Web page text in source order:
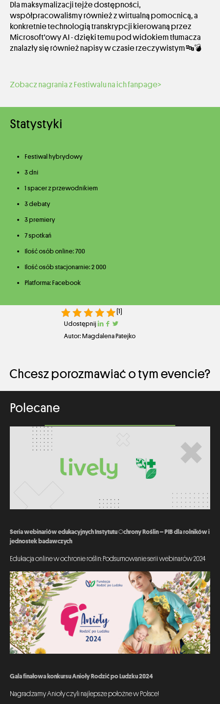
Dla maksymalizacji tejże dostępności,
współpracowaliśmy również z wirtualną pomocnicą, a
konkretnie technologią transkrypcji kierowaną przez
Microsoft’owy AI - dzięki temu pod widokiem tłumacza
znalazły się również napisy w czasie rzeczywistym 🔤💣
Zobacz nagrania z Festiwalu na ich fanpage>
Statystyki
Festiwal hybrydowy
3 dni
1 spacer z przewodnikiem
3 debaty
3 premiery
7 spotkań
Ilość osób online: 700
Ilość osób stacjonarnie: 2 000
Platforma: Facebook
(1)
Udostępnij
Autor: Magdalena Patejko
Chcesz porozmawiać o tym evencie?
Polecane
Seria webinariów edukacyjnych Instytutu Ochrony Roślin – PIB dla rolników i
jednostek badawczych
Edukacja online w ochronie roślin: Podsumowanie serii webinarów 2024
Gala finałowa konkursu Anioły Rodzić po Ludzku 2024
Nagradzamy Anioły czyli najlepsze położne w Polsce!